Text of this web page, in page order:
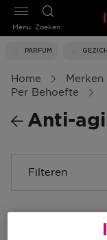
Zoeken
PARFUM
Menu
Home Merken
Per Behoefte
Anti-
Filteren